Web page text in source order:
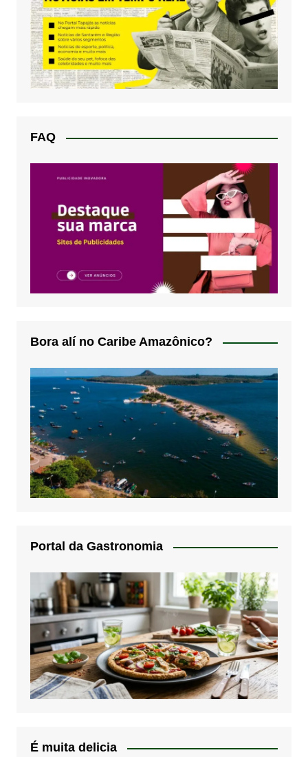
FAQ
Bora alí no Caribe Amazônico?
Portal da Gastronomia
É muita delicia